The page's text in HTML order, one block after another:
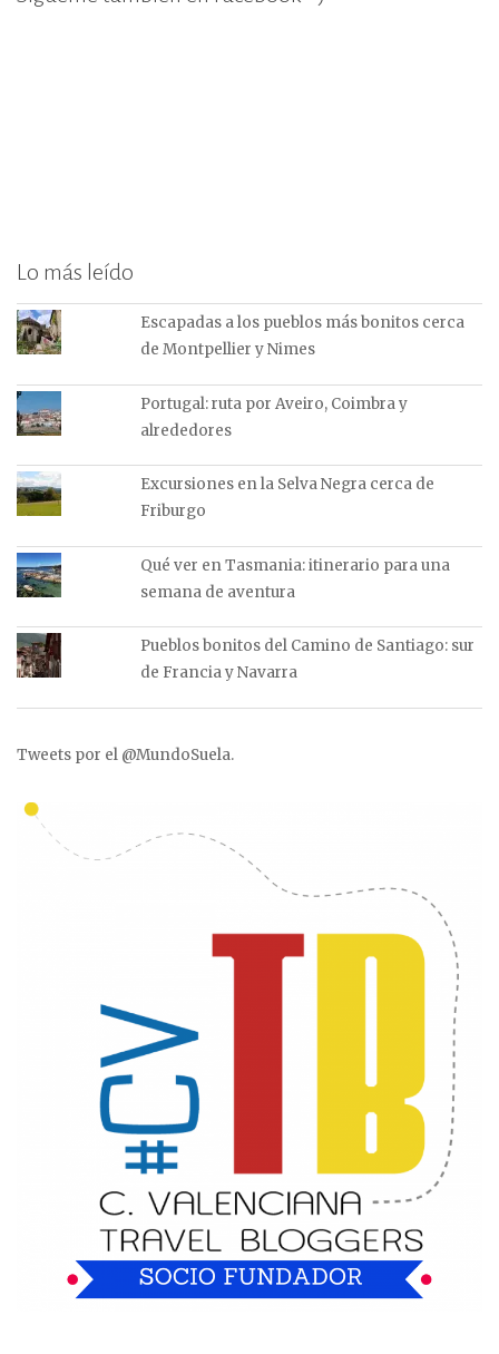
Lo más leído
Escapadas a los pueblos más bonitos cerca
de Montpellier y Nimes
Portugal: ruta por Aveiro, Coimbra y
alrededores
Excursiones en la Selva Negra cerca de
Friburgo
Qué ver en Tasmania: itinerario para una
semana de aventura
Pueblos bonitos del Camino de Santiago: sur
de Francia y Navarra
Tweets por el @MundoSuela.